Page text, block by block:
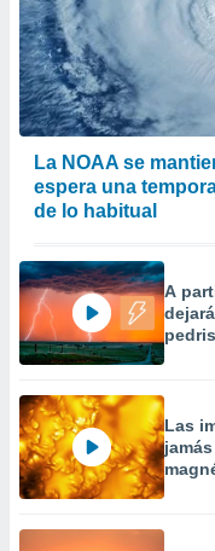
e
mediante
publicidad
publicidad
1199
La NOAA se
espera una
de lo habitual
A
Las